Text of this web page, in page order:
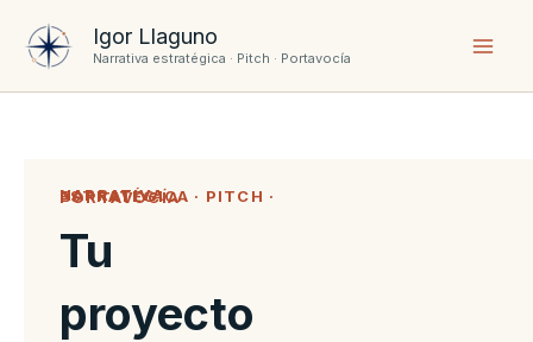
contenido
Igor Llaguno
Narrativa estratégica · Pitch · Portavocía
NARRATIVA ESTRATÉGICA · PITCH · PORTAVOCÍA
Tu
proyecto